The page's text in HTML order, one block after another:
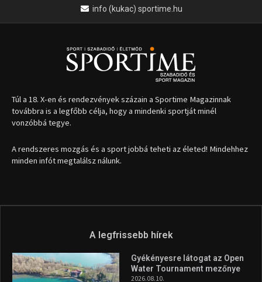
1035 Budapest, Miklós u. 7.
+36 30 471 1373
Túl a 18. X-en és rendezvények százain a Sportime Magazinnak
továbbra is a legfőbb célja, hogy a mindenki sportját minél